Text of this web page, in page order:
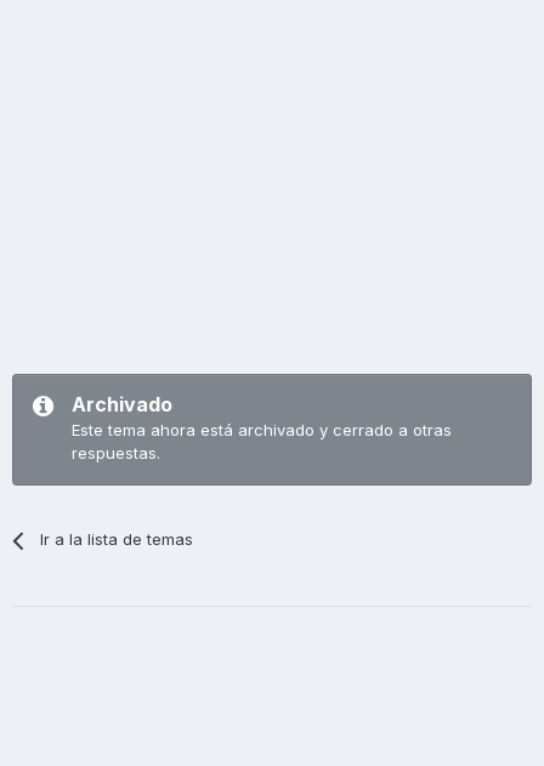
Archivado
Este tema ahora está archivado y cerrado a otras
respuestas.
Ir a la lista de temas